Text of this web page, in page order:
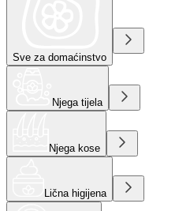
Sve za domaćinstvo
Njega tijela
Njega kose
Lična higijena